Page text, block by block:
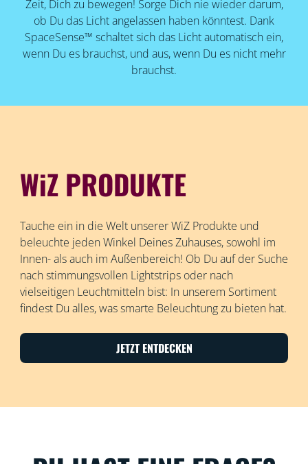
Zeit, Dich zu bewegen! Sorge Dich nie wieder darum,
ob Du das Licht angelassen haben könntest. Dank
SpaceSense™ schaltet sich das Licht automatisch ein,
wenn Du es brauchst, und aus, wenn Du es nicht mehr
brauchst.
WiZ PRODUKTE
Tauche ein in die Welt unserer WiZ Produkte und
beleuchte jeden Winkel Deines Zuhauses, sowohl im
Innen- als auch im Außenbereich! Ob Du auf der Suche
nach stimmungsvollen Lightstrips oder nach
vielseitigen Leuchtmitteln bist: In unserem Sortiment
findest Du alles, was smarte Beleuchtung zu bieten hat.
JETZT ENTDECKEN